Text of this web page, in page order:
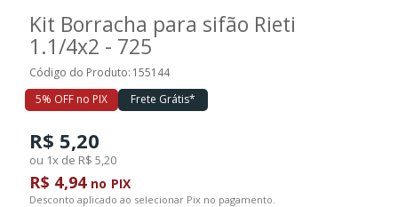
Piscina
Marcas
Kit Borracha para sifão Rieti
1.1/4x2 - 725
Código do Produto: 155144
5% OFF no PIX
Frete Grátis*
R$ 5,20
ou 1x de R$ 5,20
R$ 4,94no PIX
Desconto aplicado ao selecionar Pix no pagamento.